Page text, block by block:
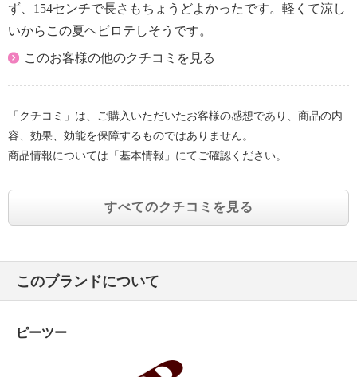
ず、154センチで長さもちょうどよかったです。軽くて涼し
いからこの夏ヘビロテしそうです。
このお客様の他のクチコミを見る
「クチコミ」は、ご購入いただいたお客様の感想であり、商品の内
容、効果、効能を保障するものではありません。
商品情報については「基本情報」にてご確認ください。
すべてのクチコミを見る
このブランドについて
ピーツー